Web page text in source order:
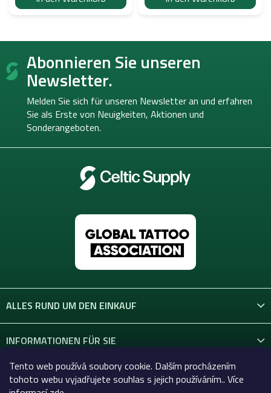
Tento web používá soubory cookie. Dalším procházením
tohoto webu vyjadřujete souhlas s jejich používáním.. Více
F
ß Abonnieren Sie unseren
Newsletter.
Melden Sie sich für unseren Newsletter an und erfahren
Sie als Erste von Neuigkeiten, Aktionen und
Sonderangeboten.
ALLES RUND UM DEN EINKAUF
INFORMATIONEN FÜR SIE
KONTAKT